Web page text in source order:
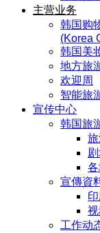
主营业务
韩国购
(Korea
韩国美
地方旅
欢迎周
智能旅
宣传中心
韩国旅
宣傳資
工作动